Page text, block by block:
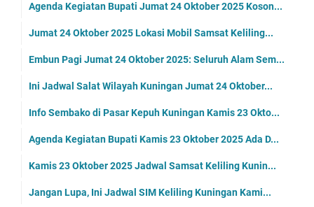
Agenda Kegiatan Bupati Jumat 24 Oktober 2025 Koson...
Jumat 24 Oktober 2025 Lokasi Mobil Samsat Keliling...
Embun Pagi Jumat 24 Oktober 2025: Seluruh Alam Sem...
Ini Jadwal Salat Wilayah Kuningan Jumat 24 Oktober...
Info Sembako di Pasar Kepuh Kuningan Kamis 23 Okto...
Agenda Kegiatan Bupati Kamis 23 Oktober 2025 Ada D...
Kamis 23 Oktober 2025 Jadwal Samsat Keliling Kunin...
Jangan Lupa, Ini Jadwal SIM Keliling Kuningan Kami...